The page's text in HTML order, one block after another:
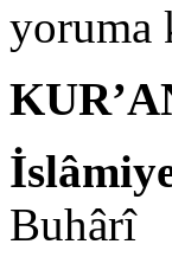
yoruma
Buhârî